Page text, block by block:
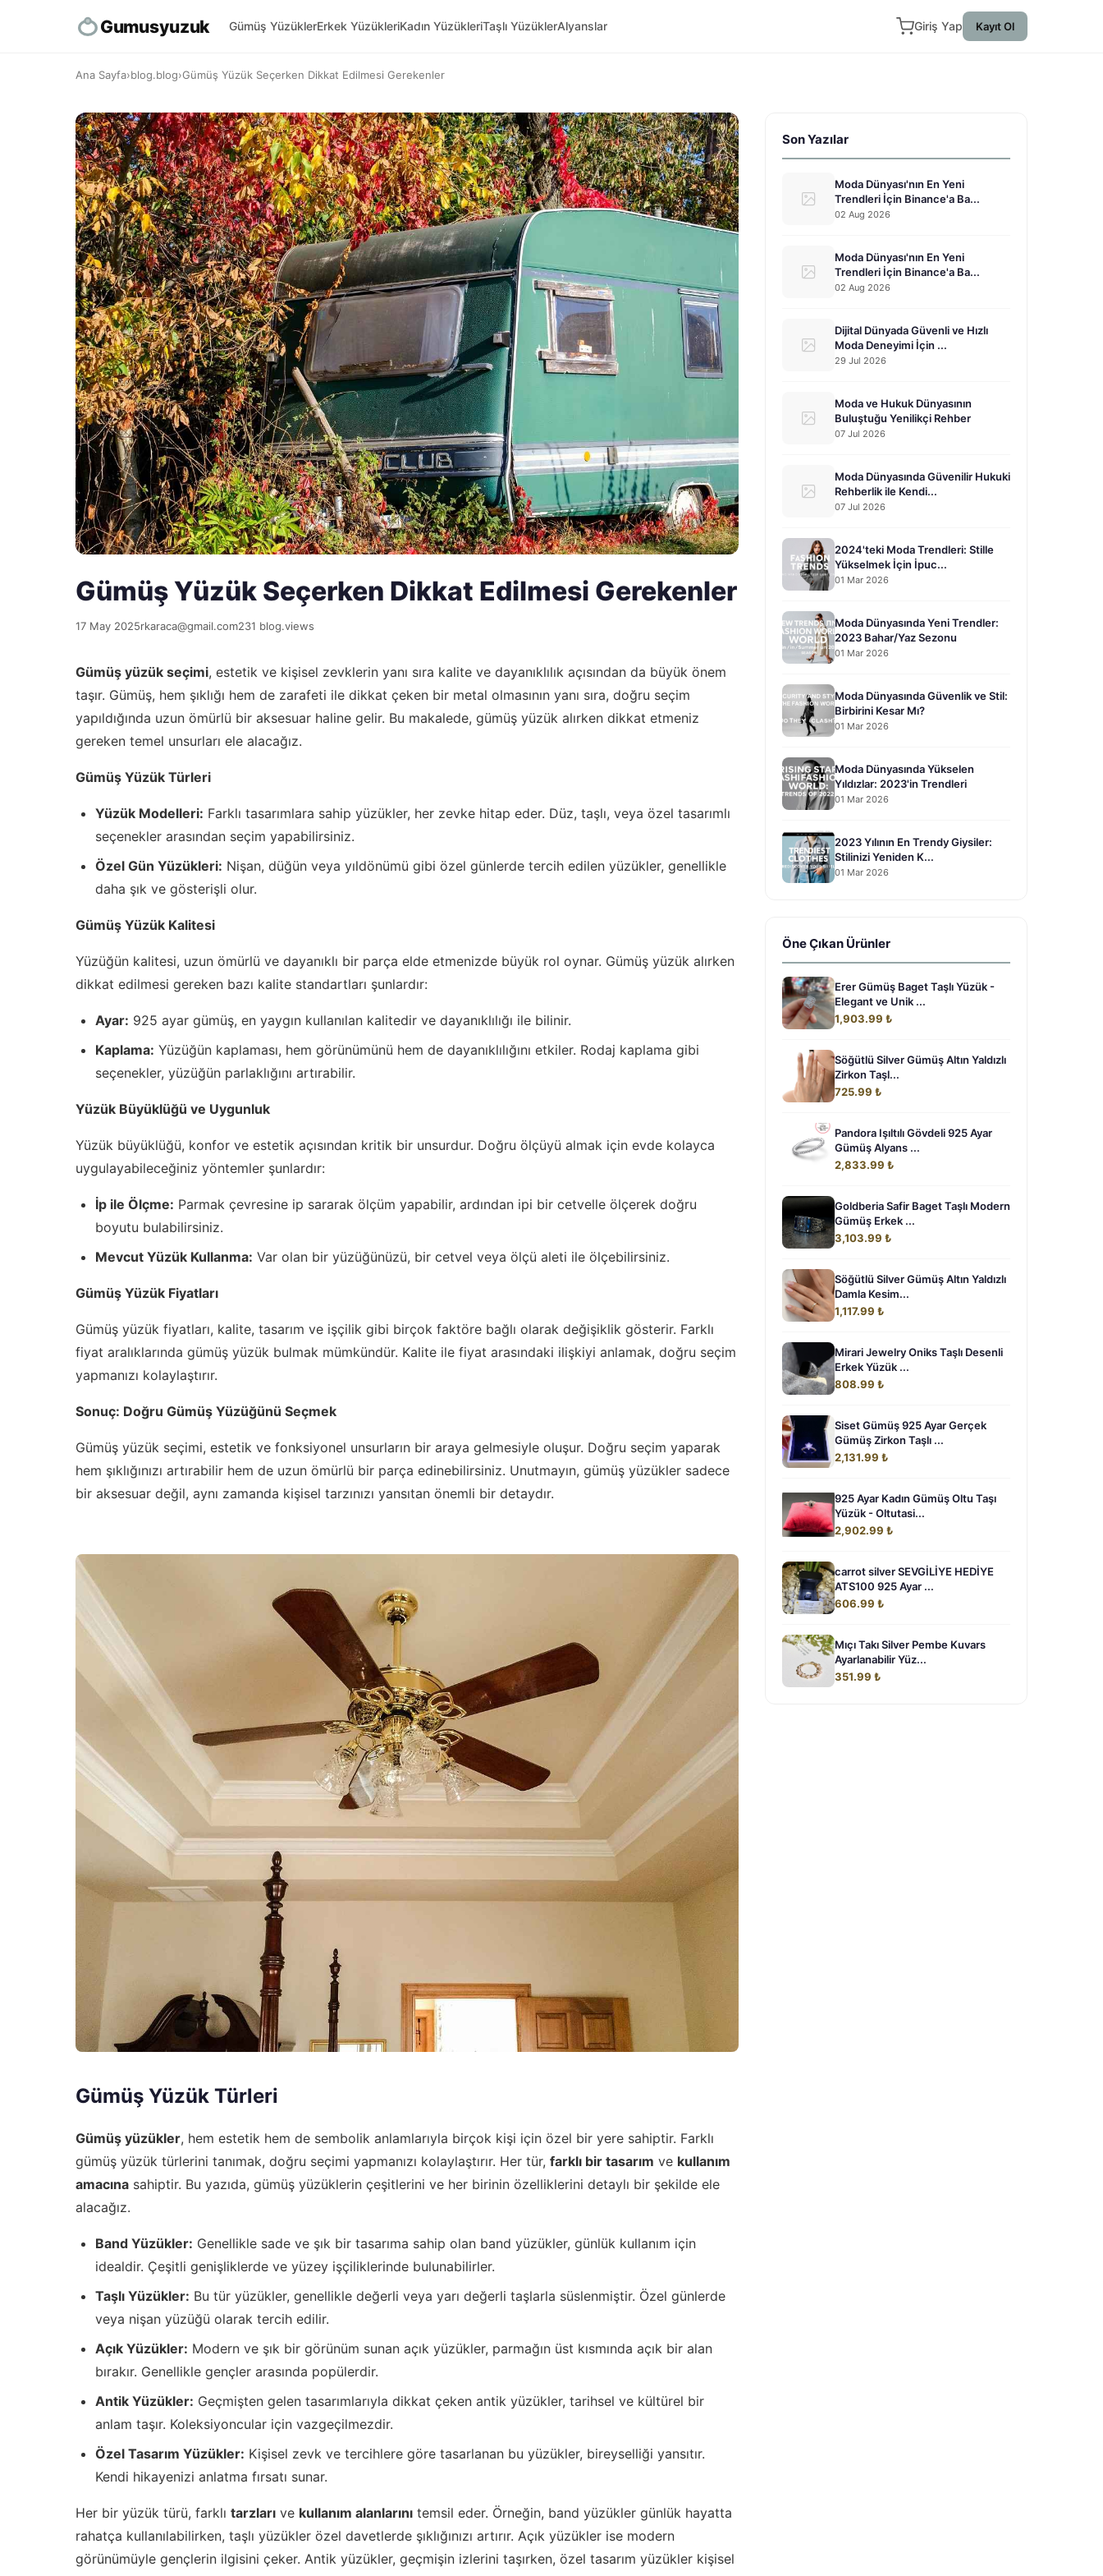
Gumusyuzuk Gümüş YüzüklerErkek YüzükleriKadın YüzükleriTaşlı YüzüklerAlyanslar Giriş Yap Kayıt Ol
Ana Sayfa›blog.blog›Gümüş Yüzük Seçerken Dikkat Edilmesi Gerekenler
Gümüş Yüzük Seçerken Dikkat Edilmesi Gerekenler
17 May 2025rkaraca@gmail.com231 blog.views
Gümüş yüzük seçimi, estetik ve kişisel zevklerin yanı sıra kalite ve dayanıklılık açısından da büyük önem
taşır. Gümüş, hem şıklığı hem de zarafeti ile dikkat çeken bir metal olmasının yanı sıra, doğru seçim
yapıldığında uzun ömürlü bir aksesuar haline gelir. Bu makalede, gümüş yüzük alırken dikkat etmeniz
gereken temel unsurları ele alacağız.
Gümüş Yüzük Türleri
Yüzük Modelleri: Farklı tasarımlara sahip yüzükler, her zevke hitap eder. Düz, taşlı, veya özel tasarımlı
seçenekler arasından seçim yapabilirsiniz.
Özel Gün Yüzükleri: Nişan, düğün veya yıldönümü gibi özel günlerde tercih edilen yüzükler, genellikle
daha şık ve gösterişli olur.
Gümüş Yüzük Kalitesi
Yüzüğün kalitesi, uzun ömürlü ve dayanıklı bir parça elde etmenizde büyük rol oynar. Gümüş yüzük alırken
dikkat edilmesi gereken bazı kalite standartları şunlardır:
Ayar: 925 ayar gümüş, en yaygın kullanılan kalitedir ve dayanıklılığı ile bilinir.
Kaplama: Yüzüğün kaplaması, hem görünümünü hem de dayanıklılığını etkiler. Rodaj kaplama gibi
seçenekler, yüzüğün parlaklığını artırabilir.
Yüzük Büyüklüğü ve Uygunluk
Yüzük büyüklüğü, konfor ve estetik açısından kritik bir unsurdur. Doğru ölçüyü almak için evde kolayca
uygulayabileceğiniz yöntemler şunlardır:
İp ile Ölçme: Parmak çevresine ip sararak ölçüm yapabilir, ardından ipi bir cetvelle ölçerek doğru
boyutu bulabilirsiniz.
Mevcut Yüzük Kullanma: Var olan bir yüzüğünüzü, bir cetvel veya ölçü aleti ile ölçebilirsiniz.
Gümüş Yüzük Fiyatları
Gümüş yüzük fiyatları, kalite, tasarım ve işçilik gibi birçok faktöre bağlı olarak değişiklik gösterir. Farklı
fiyat aralıklarında gümüş yüzük bulmak mümkündür. Kalite ile fiyat arasındaki ilişkiyi anlamak, doğru seçim
yapmanızı kolaylaştırır.
Sonuç: Doğru Gümüş Yüzüğünü Seçmek
Gümüş yüzük seçimi, estetik ve fonksiyonel unsurların bir araya gelmesiyle oluşur. Doğru seçim yaparak
hem şıklığınızı artırabilir hem de uzun ömürlü bir parça edinebilirsiniz. Unutmayın, gümüş yüzükler sadece
bir aksesuar değil, aynı zamanda kişisel tarzınızı yansıtan önemli bir detaydır.
Gümüş Yüzük Türleri
Gümüş yüzükler, hem estetik hem de sembolik anlamlarıyla birçok kişi için özel bir yere sahiptir. Farklı
gümüş yüzük türlerini tanımak, doğru seçimi yapmanızı kolaylaştırır. Her tür, farklı bir tasarım ve kullanım
amacına sahiptir. Bu yazıda, gümüş yüzüklerin çeşitlerini ve her birinin özelliklerini detaylı bir şekilde ele
alacağız.
Band Yüzükler: Genellikle sade ve şık bir tasarıma sahip olan band yüzükler, günlük kullanım için
idealdir. Çeşitli genişliklerde ve yüzey işçiliklerinde bulunabilirler.
Taşlı Yüzükler: Bu tür yüzükler, genellikle değerli veya yarı değerli taşlarla süslenmiştir. Özel günlerde
veya nişan yüzüğü olarak tercih edilir.
Açık Yüzükler: Modern ve şık bir görünüm sunan açık yüzükler, parmağın üst kısmında açık bir alan
bırakır. Genellikle gençler arasında popülerdir.
Antik Yüzükler: Geçmişten gelen tasarımlarıyla dikkat çeken antik yüzükler, tarihsel ve kültürel bir
anlam taşır. Koleksiyoncular için vazgeçilmezdir.
Özel Tasarım Yüzükler: Kişisel zevk ve tercihlere göre tasarlanan bu yüzükler, bireyselliği yansıtır.
Kendi hikayenizi anlatma fırsatı sunar.
Her bir yüzük türü, farklı tarzları ve kullanım alanlarını temsil eder. Örneğin, band yüzükler günlük hayatta
rahatça kullanılabilirken, taşlı yüzükler özel davetlerde şıklığınızı artırır. Açık yüzükler ise modern
görünümüyle gençlerin ilgisini çeker. Antik yüzükler, geçmişin izlerini taşırken, özel tasarım yüzükler kişisel
Son Yazılar
Moda Dünyası'nın En Yeni
Trendleri İçin Binance'a Ba...
02 Aug 2026
Moda Dünyası'nın En Yeni
Trendleri İçin Binance'a Ba...
02 Aug 2026
Dijital Dünyada Güvenli ve Hızlı
Moda Deneyimi İçin ...
29 Jul 2026
Moda ve Hukuk Dünyasının
Buluştuğu Yenilikçi Rehber
07 Jul 2026
Moda Dünyasında Güvenilir Hukuki
Rehberlik ile Kendi...
07 Jul 2026
2024'teki Moda Trendleri: Stille
Yükselmek İçin İpuc...
01 Mar 2026
Moda Dünyasında Yeni Trendler:
2023 Bahar/Yaz Sezonu
01 Mar 2026
Moda Dünyasında Güvenlik ve Stil:
Birbirini Kesar Mı?
01 Mar 2026
Moda Dünyasında Yükselen
Yıldızlar: 2023'in Trendleri
01 Mar 2026
2023 Yılının En Trendy Giysiler:
Stilinizi Yeniden K...
01 Mar 2026
Öne Çıkan Ürünler
Erer Gümüş Baget Taşlı Yüzük -
Elegant ve Unik ...
1,903.99 ₺
Söğütlü Silver Gümüş Altın Yaldızlı
Zirkon Taşl...
725.99 ₺
Pandora Işıltılı Gövdeli 925 Ayar
Gümüş Alyans ...
2,833.99 ₺
Goldberia Safir Baget Taşlı Modern
Gümüş Erkek ...
3,103.99 ₺
Söğütlü Silver Gümüş Altın Yaldızlı
Damla Kesim...
1,117.99 ₺
Mirari Jewelry Oniks Taşlı Desenli
Erkek Yüzük ...
808.99 ₺
Siset Gümüş 925 Ayar Gerçek
Gümüş Zirkon Taşlı ...
2,131.99 ₺
925 Ayar Kadın Gümüş Oltu Taşı
Yüzük - Oltutasi...
2,902.99 ₺
carrot silver SEVGİLİYE HEDİYE
ATS100 925 Ayar ...
606.99 ₺
Mıçı Takı Silver Pembe Kuvars
Ayarlanabilir Yüz...
351.99 ₺